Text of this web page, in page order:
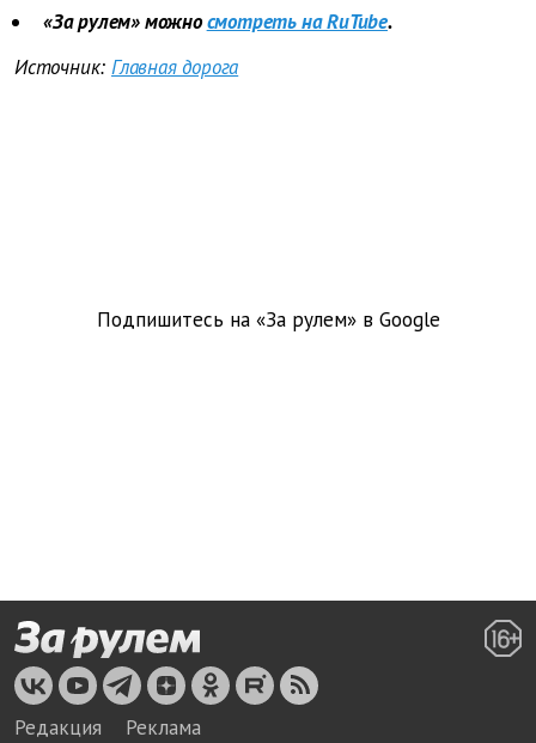
«За рулем» можносмотреть на RuTube.
Источник: Главная дорога
Подпишитесь на «За рулем» в Google
Редакция Реклама